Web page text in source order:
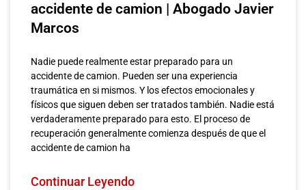
accidente de camion | Abogado Javier
Marcos
Nadie puede realmente estar preparado para un
accidente de camion. Pueden ser una experiencia
traumática en si mismos. Y los efectos emocionales y
físicos que siguen deben ser tratados también. Nadie está
verdaderamente preparado para esto. El proceso de
recuperación generalmente comienza después de que el
accidente de camion ha
Continuar Leyendo